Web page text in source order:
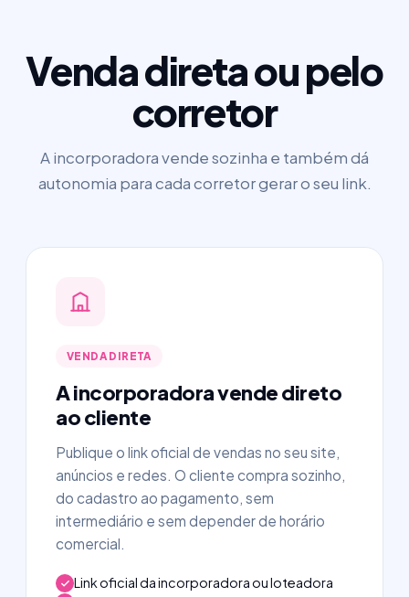
Venda direta ou pelo
corretor
A incorporadora vende sozinha e também dá
autonomia para cada corretor gerar o seu link.
VENDA DIRETA
A incorporadora vende direto
ao cliente
Publique o link oficial de vendas no seu site,
anúncios e redes. O cliente compra sozinho,
do cadastro ao pagamento, sem
intermediário e sem depender de horário
comercial.
Link oficial da incorporadora ou loteadora